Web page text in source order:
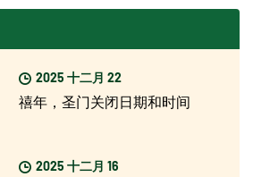
2025 十二月 22
禧年，圣门关闭日期和时间
2025 十二月 16